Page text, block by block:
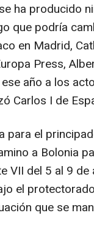
ha producido
que podría
en Madrid,
Press,
año a los
Carlos I de
para el
a Bolonia
VII del 5 al 9
el
que se